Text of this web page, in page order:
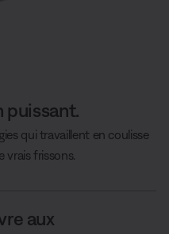
puissant.
qui travaillent en coulisse
vrais frissons.
aux